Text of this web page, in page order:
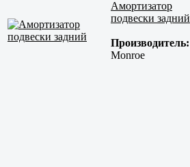
Амортизатор
подвески задний
Производитель:
Monroe